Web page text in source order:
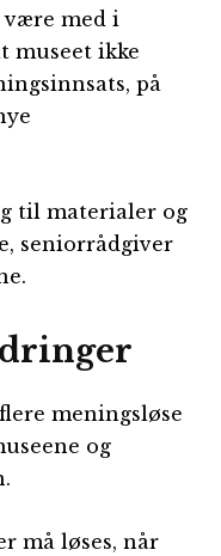
med i
museet ikke
på
til materialer og
seniorrådgiver
meningsløse
og
må løses, når